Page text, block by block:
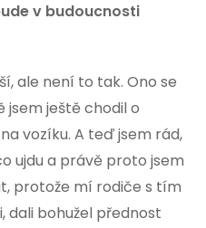
v budoucnosti
ale není to tak. Ono se
jsem ještě chodil o
vozíku. A teď jsem rád,
ujdu a právě proto jsem
protože mí rodiče s tím
dali bohužel přednost